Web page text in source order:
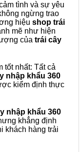
tình và sự yêu
ngừng trao
hiệu shop trái
mẽ như hiện
của trái cây
tốt nhất: Tất cả
nhập khẩu 360
kiểm định thực
nhập khẩu 360
khẳng định
khách hàng trải